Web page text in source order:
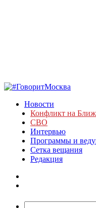
Новости
Конфликт на
СВО
Интервью
Программы и
Сетка вещания
Редакция